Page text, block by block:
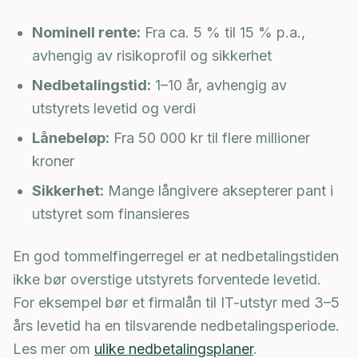
Nominell rente: Fra ca. 5 % til 15 % p.a.,
avhengig av risikoprofil og sikkerhet
Nedbetalingstid: 1–10 år, avhengig av
utstyrets levetid og verdi
Lånebeløp: Fra 50 000 kr til flere millioner
kroner
Sikkerhet: Mange långivere aksepterer pant i
utstyret som finansieres
En god tommelfingerregel er at nedbetalingstiden
ikke bør overstige utstyrets forventede levetid.
For eksempel bør et firmalån til IT-utstyr med 3–5
års levetid ha en tilsvarende nedbetalingsperiode.
Les mer om ulike nedbetalingsplaner.